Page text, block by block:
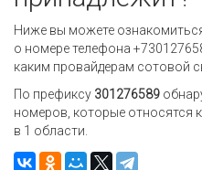
Ниже вы можете
о номере телефона
каким провайдерам сотовой
По префиксу 301276589
номеров, которые относятся
в 1 области.